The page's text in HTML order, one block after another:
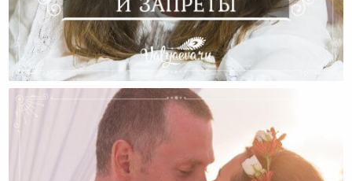
Религия, Любовь И Запреты